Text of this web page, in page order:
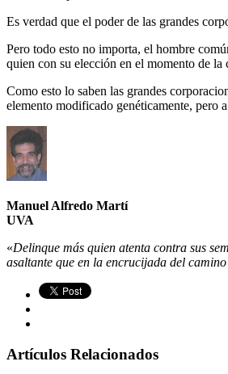
Es verdad que el poder de las grandes
Pero todo esto no importa, el hombre
quien con su elección en el momento de
Como esto lo saben las grandes
elemento modificado genéticamente, pero
Manuel Alfredo Martí
UVA
«Delinque más quien atenta contra sus
asaltante que en la encrucijada del
Artículos Relacionados